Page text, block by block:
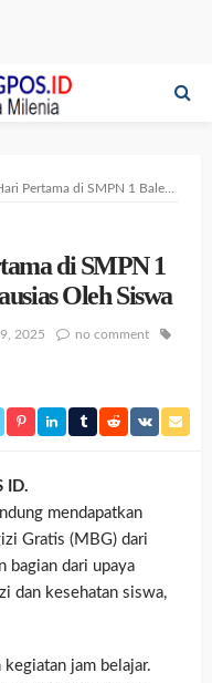
SMPN 1 Baleendah Disambut Antausias Oleh Siswa
di SMPN 1
Oleh Siswa
2025
no comment
ID.
mendapatkan
Gratis (MBG) dari
bagian dari upaya
dan kesehatan siswa,
jam belajar.